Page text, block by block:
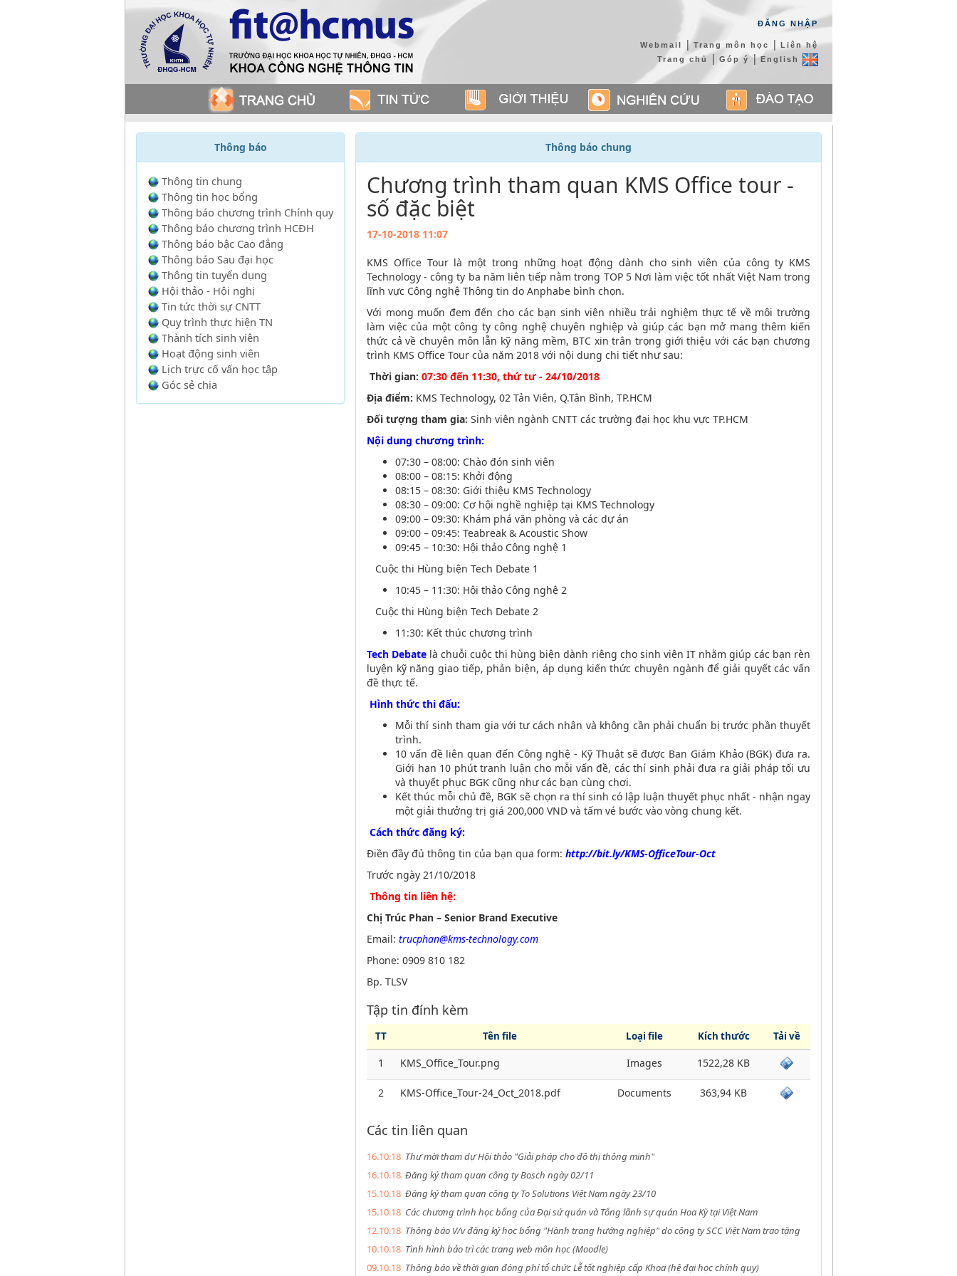
ĐĂNG NHẬP
Webmail | Trang môn học | Liên hệ
Trang chủ | Góp ý|English
Thông báo
Thông tin chung
Thông tin học bổng
Thông báo chương trình Chính quy
Thông báo chương trình HCĐH
Thông báo bậc Cao đẳng
Thông báo Sau đại học
Thông tin tuyển dụng
Hội thảo - Hội nghị
Tin tức thời sự CNTT
Quy trình thực hiện TN
Thành tích sinh viên
Hoạt động sinh viên
Lịch trực cố vấn học tập
Góc sẻ chia
Thông báo chung
Chương trình tham quan KMS Office tour -
số đặc biệt
17-10-2018 11:07
KMS Office Tour là một trong những hoạt động dành cho sinh viên của công ty KMS
Technology - công ty ba năm liên tiếp nằm trong TOP 5 Nơi làm việc tốt nhất Việt Nam trong
lĩnh vực Công nghệ Thông tin do Anphabe bình chọn.
Với mong muốn đem đến cho các bạn sinh viên nhiều trải nghiệm thực tế về môi trường
làm việc của một công ty công nghệ chuyên nghiệp và giúp các bạn mở mang thêm kiến
thức cả về chuyên môn lẫn kỹ năng mềm, BTC xin trân trọng giới thiệu với các bạn chương
trình KMS Office Tour của năm 2018 với nội dung chi tiết như sau:
Thời gian: 07:30 đến 11:30, thứ tư - 24/10/2018
Địa điểm: KMS Technology, 02 Tản Viên, Q.Tân Bình, TP.HCM
Đối tượng tham gia: Sinh viên ngành CNTT các trường đại học khu vực TP.HCM
Nội dung chương trình:
07:30 – 08:00: Chào đón sinh viên
08:00 – 08:15: Khởi động
08:15 – 08:30: Giới thiệu KMS Technology
08:30 – 09:00: Cơ hội nghề nghiệp tại KMS Technology
09:00 – 09:30: Khám phá văn phòng và các dự án
09:00 – 09:45: Teabreak & Acoustic Show
09:45 – 10:30: Hội thảo Công nghệ 1
Cuộc thi Hùng biện Tech Debate 1
10:45 – 11:30: Hội thảo Công nghệ 2
Cuộc thi Hùng biện Tech Debate 2
11:30: Kết thúc chương trình
Tech Debate là chuỗi cuộc thi hùng biện dành riêng cho sinh viên IT nhằm giúp các bạn rèn
luyện kỹ năng giao tiếp, phản biện, áp dụng kiến thức chuyên ngành để giải quyết các vấn
đề thực tế.
Hình thức thi đấu:
Mỗi thí sinh tham gia với tư cách nhân và không cần phải chuẩn bị trước phần thuyết
trình.
10 vấn đề liên quan đến Công nghệ - Kỹ Thuật sẽ được Ban Giám Khảo (BGK) đưa ra.
Giới hạn 10 phút tranh luận cho mỗi vấn đề, các thí sinh phải đưa ra giải pháp tối ưu
và thuyết phục BGK cũng như các bạn cùng chơi.
Kết thúc mỗi chủ đề, BGK sẽ chọn ra thí sinh có lập luận thuyết phục nhất - nhận ngay
một giải thưởng trị giá 200,000 VND và tấm vé bước vào vòng chung kết.
Cách thức đăng ký:
Điền đầy đủ thông tin của bạn qua form: http://bit.ly/KMS-OfficeTour-Oct
Trước ngày 21/10/2018
Thông tin liên hệ:
Chị Trúc Phan – Senior Brand Executive
Email: trucphan@kms-technology.com
Phone: 0909 810 182
Bp. TLSV
Tập tin đính kèm
TT Tên file Loại file Kích thước Tải về
1 KMS_Office_Tour.png Images 1522,28 KB
2 KMS-Office_Tour-24_Oct_2018.pdf Documents 363,94 KB
Các tin liên quan
16.10.18 Thư mời tham dự Hội thảo "Giải pháp cho đô thị thông minh"
16.10.18 Đăng ký tham quan công ty Bosch ngày 02/11
15.10.18 Đăng ký tham quan công ty To Solutions Việt Nam ngày 23/10
15.10.18 Các chương trình học bổng của Đại sứ quán và Tổng lãnh sự quán Hoa Kỳ tại Việt Nam
12.10.18 Thông báo V/v đăng ký học bổng "Hành trang hướng nghiệp" do công ty SCC Việt Nam trao tặng
10.10.18 Tình hình bảo trì các trang web môn học (Moodle)
09.10.18 Thông báo về thời gian đóng phí tổ chức Lễ tốt nghiệp cấp Khoa (hệ đại học chính quy)